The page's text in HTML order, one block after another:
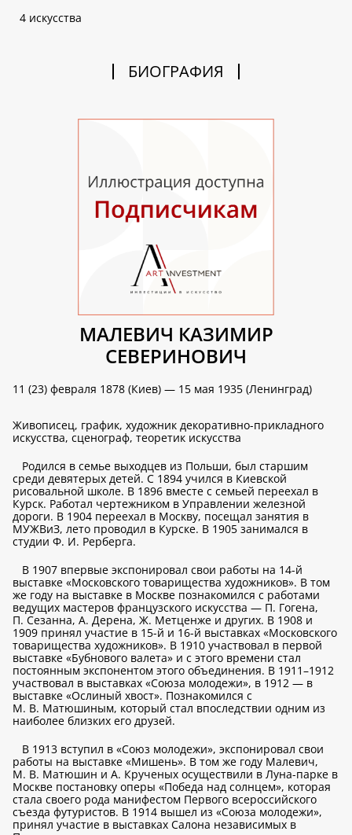
4 искусства
БИОГРАФИЯ
МАЛЕВИЧ КАЗИМИР
СЕВЕРИНОВИЧ
11 (23) февраля 1878 (Киев) — 15 мая 1935 (Ленинград)
Живописец, график, художник декоративно-прикладного
искусства, сценограф, теоретик искусства
Родился в семье выходцев из Польши, был старшим
среди девятерых детей. С 1894 учился в Киевской
рисовальной школе. В 1896 вместе с семьей переехал в
Курск. Работал чертежником в Управлении железной
дороги. В 1904 переехал в Москву, посещал занятия в
МУЖВиЗ, лето проводил в Курске. В 1905 занимался в
студии Ф. И. Рерберга.
В 1907 впервые экспонировал свои работы на 14-й
выставке «Московского товарищества художников». В том
же году на выставке в Москве познакомился с работами
ведущих мастеров французского искусства — П. Гогена,
П. Сезанна, А. Дерена, Ж. Метценже и других. В 1908 и
1909 принял участие в 15-й и 16-й выставках «Московского
товарищества художников». В 1910 участвовал в первой
выставке «Бубнового валета» и с этого времени стал
постоянным экспонентом этого объединения. В 1911–1912
участвовал в выставках «Союза молодежи», в 1912 — в
выставке «Ослиный хвост». Познакомился с
М. В. Матюшиным, который стал впоследствии одним из
наиболее близких его друзей.
В 1913 вступил в «Союз молодежи», экспонировал свои
работы на выставке «Мишень». В том же году Малевич,
М. В. Матюшин и А. Крученых осуществили в Луна-парке в
Москве постановку оперы «Победа над солнцем», которая
стала своего рода манифестом Первого всероссийского
съезда футуристов. В 1914 вышел из «Союза молодежи»,
принял участие в выставках Салона независимых в